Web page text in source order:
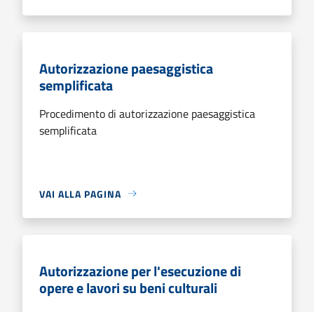
Autorizzazione paesaggistica
semplificata
Procedimento di autorizzazione paesaggistica
semplificata
VAI ALLA PAGINA
Autorizzazione per l'esecuzione di
opere e lavori su beni culturali